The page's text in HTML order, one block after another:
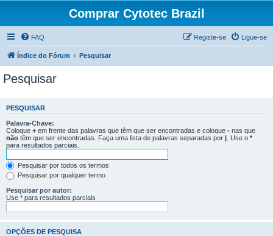
Comprar Cytotec Brazil
FAQ Ligue-se
Registe-se
Índice do Fórum Pesquisar
Pesquisar
PESQUISAR
Palavra-Chave:
Coloque + em frente das palavras que têm que ser encontradas e coloque - nas que
não têm que ser encontradas. Faça uma lista de palavras separadas por | . Use o *
para resultados parciais.
Pesquisar por todos os termos
Pesquisar por qualquer termo
Pesquisar por autor:
Use * para resultados parciais
OPÇÕES DE PESQUISA